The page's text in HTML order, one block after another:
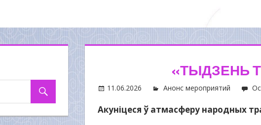
«ТЫДЗЕНЬ
11.06.2026 Анонс мероприятий
Акуніцеся ў атмасферу народных